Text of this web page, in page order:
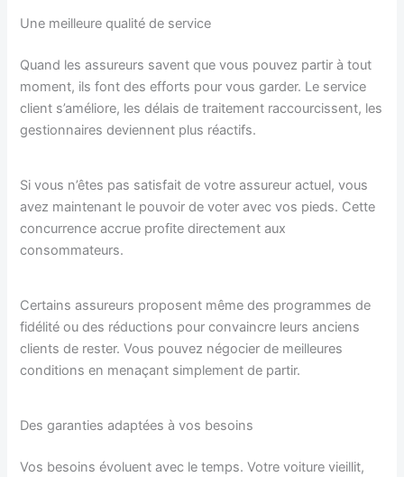
Une meilleure qualité de service
Quand les assureurs savent que vous pouvez partir à tout
moment, ils font des efforts pour vous garder. Le service
client s’améliore, les délais de traitement raccourcissent, les
gestionnaires deviennent plus réactifs.
Si vous n’êtes pas satisfait de votre assureur actuel, vous
avez maintenant le pouvoir de voter avec vos pieds. Cette
concurrence accrue profite directement aux
consommateurs.
Certains assureurs proposent même des programmes de
fidélité ou des réductions pour convaincre leurs anciens
clients de rester. Vous pouvez négocier de meilleures
conditions en menaçant simplement de partir.
Des garanties adaptées à vos besoins
Vos besoins évoluent avec le temps. Votre voiture vieillit,